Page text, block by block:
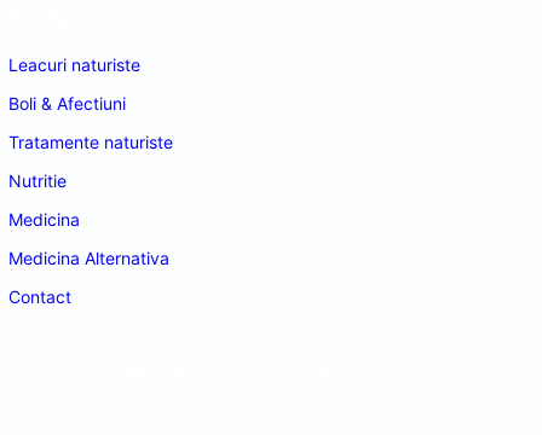
Leacuri naturiste
Boli & Afectiuni
Tratamente naturiste
Nutritie
Medicina
Medicina Alternativa
Contact